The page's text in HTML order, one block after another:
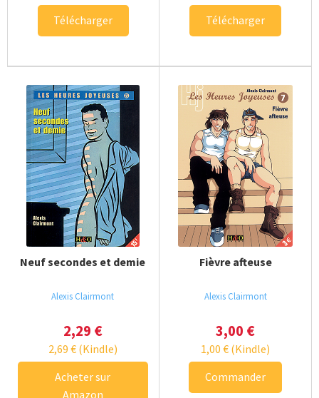
Télécharger
Télécharger
Neuf secondes et demie
Alexis Clairmont
2,29 €
2,69 €(Kindle)
Acheter sur
Amazon
Fièvre afteuse
Alexis Clairmont
3,00 €
1,00€ (Kindle)
Commander